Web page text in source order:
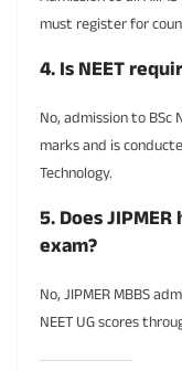
must register for
4. Is NEET
No, admission to BSc
marks and is
Technology.
5. Does
exam?
No, JIPMER MBBS
NEET UG scores